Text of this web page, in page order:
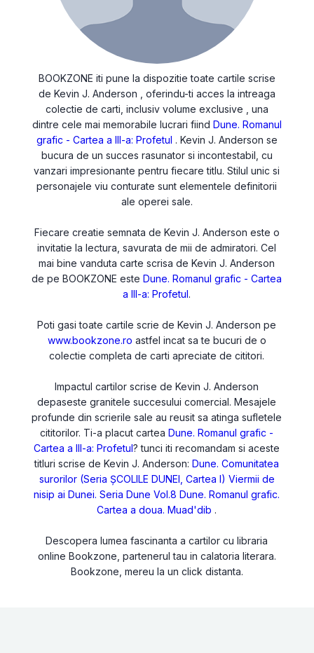
BOOKZONE iti pune la dispozitie toate cartile scrise
de Kevin J. Anderson , oferindu-ti acces la intreaga
colectie de carti, inclusiv volume exclusive , una
dintre cele mai memorabile lucrari fiind Dune. Romanul
grafic - Cartea a III-a: Profetul . Kevin J. Anderson se
bucura de un succes rasunator si incontestabil, cu
vanzari impresionante pentru fiecare titlu. Stilul unic si
personajele viu conturate sunt elementele definitorii
ale operei sale.
Fiecare creatie semnata de Kevin J. Anderson este o
invitatie la lectura, savurata de mii de admiratori. Cel
mai bine vanduta carte scrisa de Kevin J. Anderson
de pe BOOKZONE esteDune. Romanul grafic - Cartea
a III-a: Profetul.
Poti gasi toate cartile scrie de Kevin J. Anderson pe
www.bookzone.ro astfel incat sa te bucuri de o
colectie completa de carti apreciate de cititori.
Impactul cartilor scrise de Kevin J. Anderson
depaseste granitele succesului comercial. Mesajele
profunde din scrierile sale au reusit sa atinga sufletele
cititorilor. Ti-a placut carteaDune. Romanul grafic -
Cartea a III-a: Profetul? tunci iti recomandam si aceste
titluri scrise de Kevin J. Anderson:Dune. Comunitatea
surorilor (Seria ȘCOLILE DUNEI, Cartea I) Viermii de
nisip ai Dunei. Seria Dune Vol.8 Dune. Romanul grafic.
Cartea a doua. Muad'dib .
Descopera lumea fascinanta a cartilor cu libraria
online Bookzone, partenerul tau in calatoria literara.
Bookzone, mereu la un click distanta.